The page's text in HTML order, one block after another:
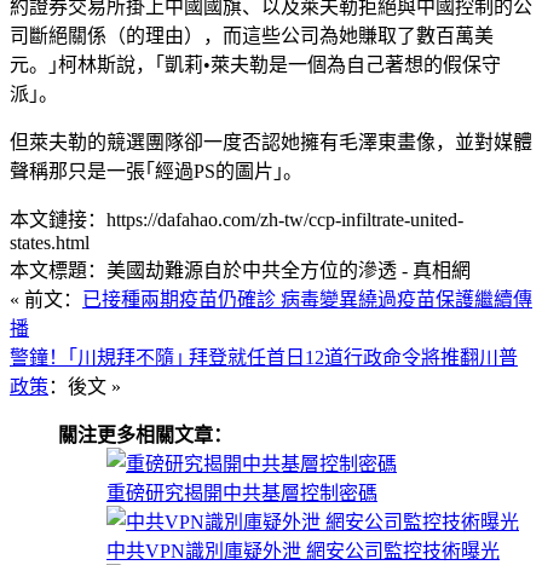
約證券交易所掛上中國國旗、以及萊夫勒拒絕與中國控制的公
司斷絕關係（的理由），而這些公司為她賺取了數百萬美
元。｣柯林斯說，｢凱莉•萊夫勒是一個為自己著想的假保守
派｣。
但萊夫勒的競選團隊卻一度否認她擁有毛澤東畫像，並對媒體
聲稱那只是一張｢經過PS的圖片｣。
本文鏈接：https://dafahao.com/zh-tw/ccp-infiltrate-united-
states.html
本文標題：美國劫難源自於中共全方位的滲透 - 真相網
« 前文： 已接種兩期疫苗仍確診 病毒變異繞過疫苗保護繼續傳
播
警鐘！｢川規拜不隨｣ 拜登就任首日12道行政命令將推翻川普
政策 ：後文 »
關注更多相關文章：
重磅研究揭開中共基層控制密碼
中共VPN識別庫疑外泄 網安公司監控技術曝光